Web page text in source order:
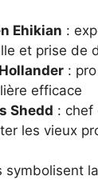
Ehikian :
et prise de
:
efficace
Shedd : chef
les vieux
symbolisent